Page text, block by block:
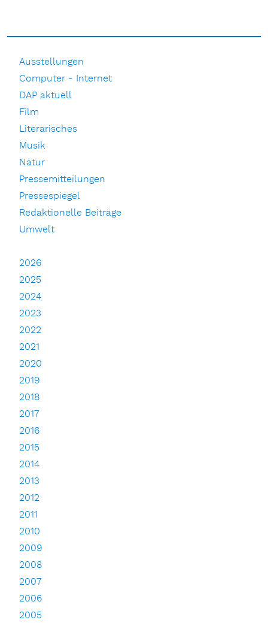
Ausstellungen
Computer - Internet
DAP aktuell
Film
Literarisches
Musik
Natur
Pressemitteilungen
Pressespiegel
Redaktionelle Beiträge
Umwelt
2026
2025
2024
2023
2022
2021
2020
2019
2018
2017
2016
2015
2014
2013
2012
2011
2010
2009
2008
2007
2006
2005